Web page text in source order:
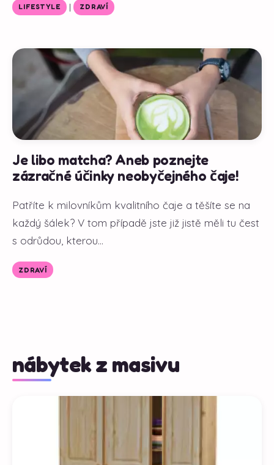
LIFESTYLE | ZDRAVÍ
Je libo matcha? Aneb poznejte
zázračné účinky neobyčejného čaje!
Patříte k milovníkům kvalitního čaje a těšíte se na
každý šálek? V tom případě jste již jistě měli tu čest
s odrůdou, kterou...
ZDRAVÍ
nábytek z masivu